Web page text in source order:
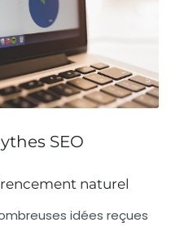
SEO
naturel
idées reçues